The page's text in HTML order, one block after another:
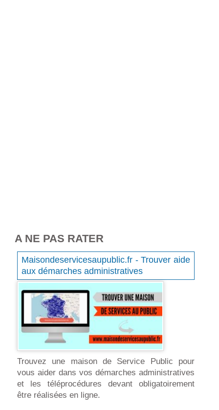
A NE PAS RATER
Maisondeservicesaupublic.fr - Trouver aide
aux démarches administratives
Trouvez une maison de Service Public pour
vous aider dans vos démarches administratives
et les téléprocédures devant obligatoirement
être réalisées en ligne.